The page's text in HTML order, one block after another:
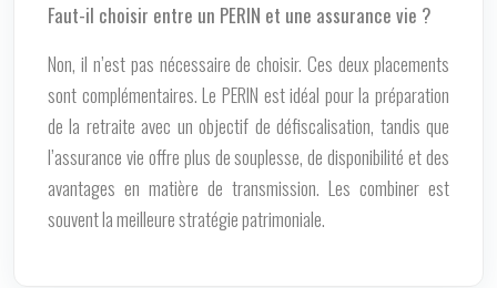
Faut-il choisir entre un PERIN et une assurance vie ?
Non, il n’est pas nécessaire de choisir. Ces deux placements
sont complémentaires. Le PERIN est idéal pour la préparation
de la retraite avec un objectif de défiscalisation, tandis que
l’assurance vie offre plus de souplesse, de disponibilité et des
avantages en matière de transmission. Les combiner est
souvent la meilleure stratégie patrimoniale.